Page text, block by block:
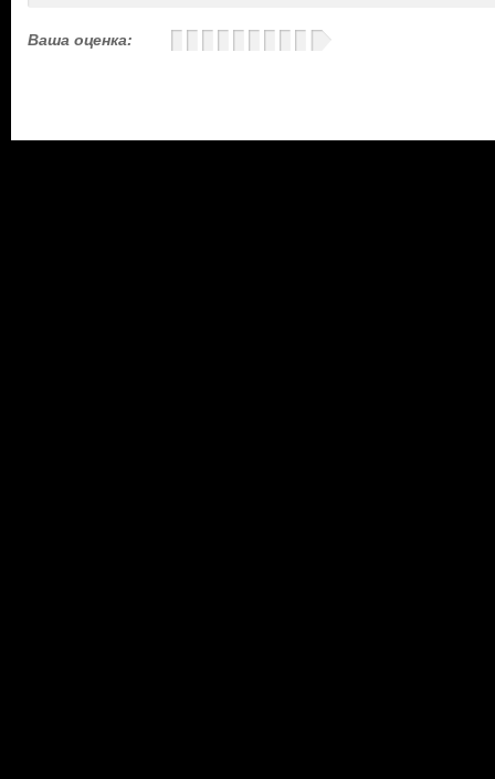
Ваша оценка: